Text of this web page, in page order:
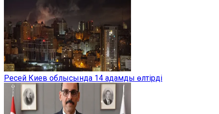
Ресей Киев облысында 14 адамды өлтірді